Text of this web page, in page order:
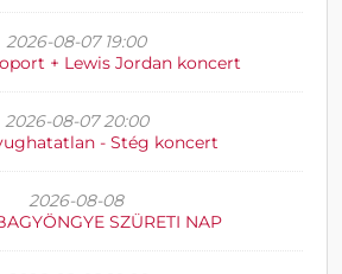
2026-08-07 19:00
+ Lewis Jordan koncert
2026-08-07 20:00
- Stég koncert
2026-08-08
SZÜRETI NAP